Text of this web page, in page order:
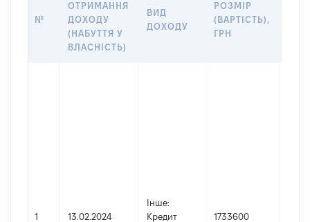
№
ОТРИМАННЯ
ДОХОДУ
(НАБУТТЯ У
ВЛАСНІСТЬ)
ВИД
ДОХОДУ
РОЗМІР
(ВАРТІСТЬ),
ГРН
1 13.02.2024
Інше:
Кредит
1733600